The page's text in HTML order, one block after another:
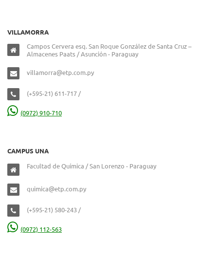
VILLAMORRA
Campos Cervera esq. San Roque González de Santa Cruz –
Almacenes Paats / Asunción - Paraguay
villamorra@etp.com.py
(+595-21) 611-717 /
(0972) 910-710
CAMPUS UNA
Facultad de Química / San Lorenzo - Paraguay
quimica@etp.com.py
(+595-21) 580-243 /
(0972) 112-563